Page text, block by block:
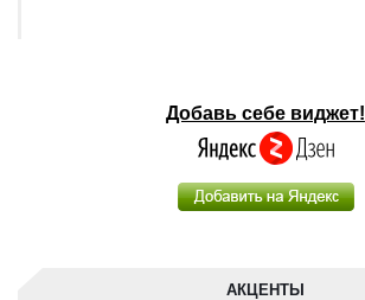
Добавь себе виджет!
АКЦЕНТЫ